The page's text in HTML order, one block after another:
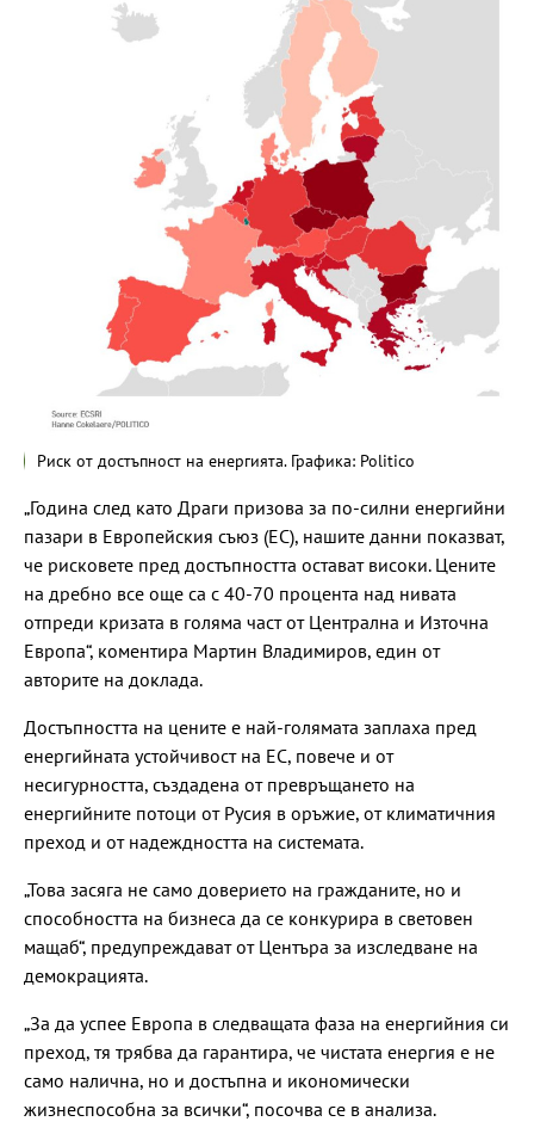
Риск от достъпност на енергията. Графика: Politico
„Година след като Драги призова за по-силни енергийни
пазари в Европейския съюз (ЕС), нашите данни показват,
че рисковете пред достъпността остават високи. Цените
на дребно все още са с 40-70 процента над нивата
отпреди кризата в голяма част от Централна и Източна
Европа“, коментира Мартин Владимиров, един от
авторите на доклада.
Достъпността на цените е най-голямата заплаха пред
енергийната устойчивост на ЕС, повече и от
несигурността, създадена от превръщането на
енергийните потоци от Русия в оръжие, от климатичния
преход и от надеждността на системата.
„Това засяга не само доверието на гражданите, но и
способността на бизнеса да се конкурира в световен
мащаб“, предупреждават от Центъра за изследване на
демокрацията.
„За да успее Европа в следващата фаза на енергийния си
преход, тя трябва да гарантира, че чистата енергия е не
само налична, но и достъпна и икономически
жизнеспособна за всички“, посочва се в анализа.